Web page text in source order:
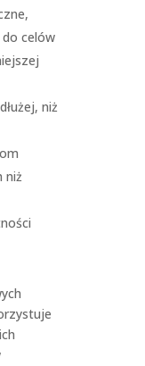
celów
niż
niż